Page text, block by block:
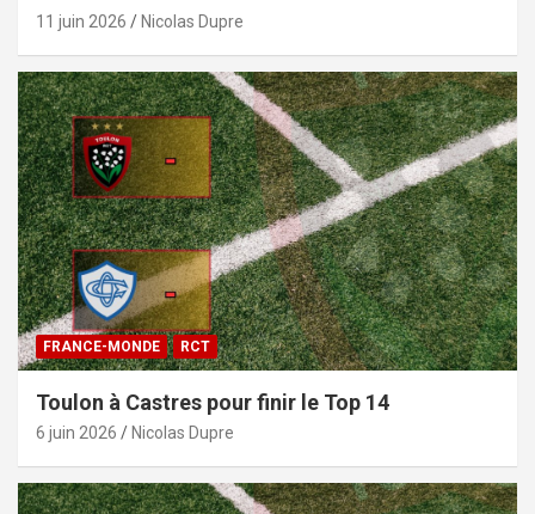
11 juin 2026 Nicolas Dupre
FRANCE-MONDE RCT
Toulon à Castres pour finir le Top 14
6 juin 2026 Nicolas Dupre